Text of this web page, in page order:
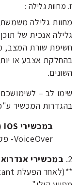
ז. מחוות גלילה :
מחוות גלילה משמשת
גלילה אנכית של
חשיפת שורת המצב,
בהחלקת אצבע או
השונים.
שימו לב –
בהגדרות המכשיר
במכשירי IOS (אייפון)
VoiceOver- פקודות – מחוות מגע.
2. במכשירי